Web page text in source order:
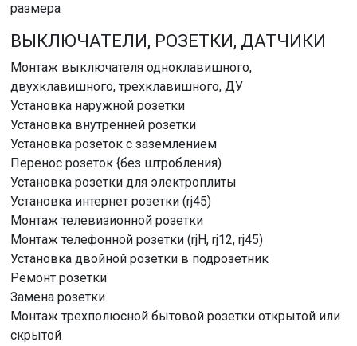
размера
ВЫКЛЮЧАТЕЛИ, РОЗЕТКИ, ДАТЧИКИ
Монтаж выключателя одноклавишного,
двухклавишного, трехклавишного, ДУ
Установка наружной розетки
Установка внутренней розетки
Установка розеток с заземлением
Перенос розеток {без штробления)
Установка розетки для электроплиты
Установка интернет розетки (rj45)
Монтаж телевизионной розетки
Монтаж телефонной розетки (rjH, rj12, rj45)
Установка двойной розетки в подрозетник
Ремонт розетки
Замена розетки
Монтаж трехполюсной бытовой розетки открытой или
скрытой